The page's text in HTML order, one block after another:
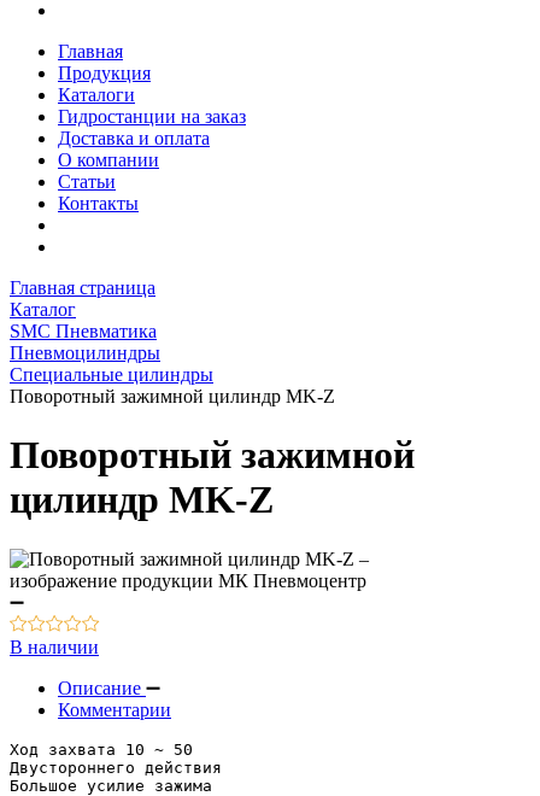
Главная
Продукция
Каталоги
Гидростанции на заказ
Доставка и оплата
О компании
Статьи
Контакты
Главная страница
Каталог
SMC Пневматика
Пневмоцилиндры
Специальные цилиндры
Поворотный зажимной цилиндр MK-Z
Поворотный зажимной
цилиндр MK-Z
В наличии
Описание
Комментарии
Ход захвата 10 ~ 50
Двустороннего действия
Большое усилие зажима